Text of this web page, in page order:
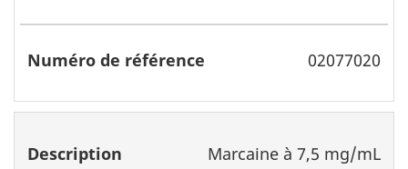
02077020
Marcaine à 7,5 mg/mL